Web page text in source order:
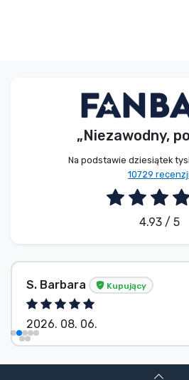
„Niezawodny,
Na podstawie dziesiątek
10729 recenzji
4.93 / 5
S. Barbara Kupujący
2026. 08. 06.